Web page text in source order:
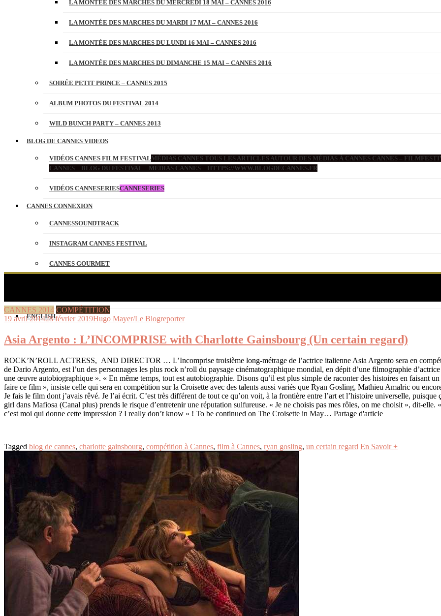
LA MONTÉE DES MARCHES DU MERCREDI 18 MAI – CANNES 2016
LA MONTÉE DES MARCHES DU MARDI 17 MAI – CANNES 2016
LA MONTÉE DES MARCHES DU LUNDI 16 MAI – CANNES 2016
LA MONTÉE DES MARCHES DU DIMANCHE 15 MAI – CANNES 2016
SOIRÉE PETIT PRINCE – CANNES 2015
ALBUM PHOTOS DU FESTIVAL 2014
WILD BUNCH PARTY – CANNES 2013
BLOG DE CANNES VIDEOS
VIDÉOS CANNES FILM FESTIVALMÉDIAS CANNES TOUS LES ARTICLES AUTOUR DES MÉDIAS À CANNES CANNES –
CANNES – BLOG DU FESTIVAL – MEDIAS CANNES – HTTPS://WWW.BLOGDECANNES.FR
VIDÉOS CANNESERIESCANNESERIES
CANNES CONNEXION
CANNESSOUNDTRACK
INSTAGRAM CANNES FESTIVAL
CANNES GOURMET
ENGLISH
CANNES 2014 COMPÉTITION
19 avril 201428 février 2019Hugo Mayer/Le Blogreporter
Asia Argento : L’INCOMPRISE with Charlotte Gainsbourg (Un certain regard)
ROCK’N’ROLL ACTRESS, AND DIRECTOR … L’Incomprise troisième long-métrage de l’actrice italienne Asia Argento sera en
de Dario Argento, est l’un des personnages les plus rock n’roll du paysage cinématographique mondial, en dépit d’une filmographie
une œuvre autobiographique ». « En même temps, tout est autobiographie. Disons qu’il est plus simple de raconter des histoires en faisant
faire ce film », insiste celle qui sera en compétition sur la Croisette avec des talents aussi variés que Ryan Gosling, Mathieu Amalric ou
Je fais le film dont j’avais rêvé. Je l’ai écrit. C’est très différent de tout ce qu’on voit, à la frontière entre l’art et l’histoire universelle,
girl dans Mafiosa (Canal plus) prends le risque d’entretenir une réputation sulfureuse. « Je ne choisis pas mes rôles, on me choisit », dit-
c’est moi qui donne cette impression ? I really don’t know » ! To be continued on The Croisette in May… Partage d'article
Tagged blog de cannes, charlotte gainsbourg, compétition à Cannes, film à Cannes, ryan gosling, un certain regard En Savoir +